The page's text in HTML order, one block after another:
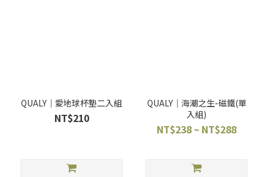
QUALY｜愛地球杯墊二入組
NT$210
QUALY｜海潮之生-磁鐵(單
入組)
NT$238 ~ NT$288